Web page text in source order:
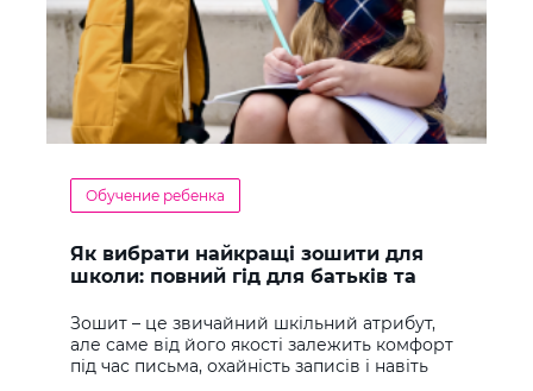
Обучение ребенка
Як вибрати найкращі зошити для
школи: повний гід для батьків та
Зошит – це звичайний шкільний атрибут,
але саме від його якості залежить комфорт
під час письма, охайність записів і навіть